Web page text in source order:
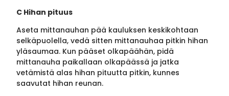
C Hihan pituus
Aseta mittanauhan pää kauluksen keskikohtaan
selkäpuolella, vedä sitten mittanauhaa pitkin hihan
yläsaumaa. Kun pääset olkapäähän, pidä
mittanauha paikallaan olkapäässä ja jatka
vetämistä alas hihan pituutta pitkin, kunnes
saavutat hihan reunan.